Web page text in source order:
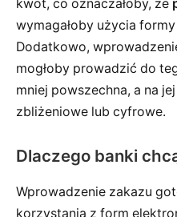
kwot, co oznaczałoby, że
wymagałoby użycia
Dodatkowo,
mogłoby prowadzić do
mniej powszechna, a na
zbliżeniowe lub cyfrowe.
Dlaczego banki
Wprowadzenie zakazu
korzystania z form